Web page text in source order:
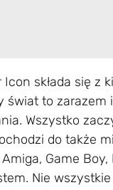
składa się z
świat to zarazem
Wszystko
do także
Game Boy,
Nie